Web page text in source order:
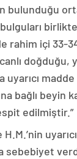
bulunduğu
birlikte
rahim içi 33-
doğduğu,
uyarıcı
bağlı beyin
edilmiştir.”
sebebiyet